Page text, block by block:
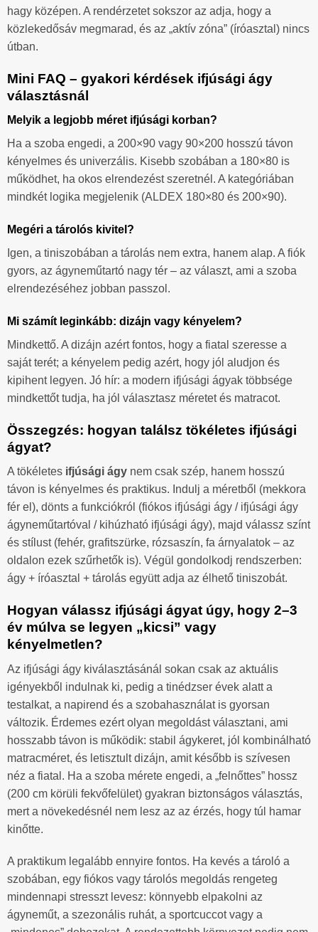
hagy középen. A rendérzetet sokszor az adja, hogy a
közlekedősáv megmarad, és az „aktív zóna” (íróasztal) nincs
útban.
Mini FAQ – gyakori kérdések ifjúsági ágy
választásnál
Melyik a legjobb méret ifjúsági korban?
Ha a szoba engedi, a 200×90 vagy 90×200 hosszú távon
kényelmes és univerzális. Kisebb szobában a 180×80 is
működhet, ha okos elrendezést szeretnél. A kategóriában
mindkét logika megjelenik (ALDEX 180×80 és 200×90).
Megéri a tárolós kivitel?
Igen, a tiniszobában a tárolás nem extra, hanem alap. A fiók
gyors, az ágyneműtartó nagy tér – az választ, ami a szoba
elrendezéséhez jobban passzol.
Mi számít leginkább: dizájn vagy kényelem?
Mindkettő. A dizájn azért fontos, hogy a fiatal szeresse a
saját terét; a kényelem pedig azért, hogy jól aludjon és
kipihent legyen. Jó hír: a modern ifjúsági ágyak többsége
mindkettőt tudja, ha jól választasz méretet és matracot.
Összegzés: hogyan találsz tökéletes ifjúsági
ágyat?
A tökéletes ifjúsági ágy nem csak szép, hanem hosszú
távon is kényelmes és praktikus. Indulj a méretből (mekkora
fér el), dönts a funkciókról (fiókos ifjúsági ágy / ifjúsági ágy
ágyneműtartóval / kihúzható ifjúsági ágy), majd válassz színt
és stílust (fehér, grafitszürke, rózsaszín, fa árnyalatok – az
oldalon ezek szűrhetők is). Végül gondolkodj rendszerben:
ágy + íróasztal + tárolás együtt adja az élhető tiniszobát.
Hogyan válassz ifjúsági ágyat úgy, hogy 2–3
év múlva se legyen „kicsi” vagy
kényelmetlen?
Az ifjúsági ágy kiválasztásánál sokan csak az aktuális
igényekből indulnak ki, pedig a tinédzser évek alatt a
testalkat, a napirend és a szobahasználat is gyorsan
változik. Érdemes ezért olyan megoldást választani, ami
hosszabb távon is működik: stabil ágykeret, jól kombinálható
matracméret, és letisztult dizájn, amit később is szívesen
néz a fiatal. Ha a szoba mérete engedi, a „felnőttes” hossz
(200 cm körüli fekvőfelület) gyakran biztonságos választás,
mert a növekedésnél nem lesz az az érzés, hogy túl hamar
kinőtte.
A praktikum legalább ennyire fontos. Ha kevés a tároló a
szobában, egy fiókos vagy tárolós megoldás rengeteg
mindennapi stresszt levesz: könnyebb elpakolni az
ágyneműt, a szezonális ruhát, a sportcuccot vagy a